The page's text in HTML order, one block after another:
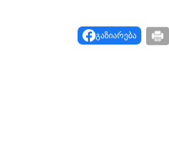
გაზიარება